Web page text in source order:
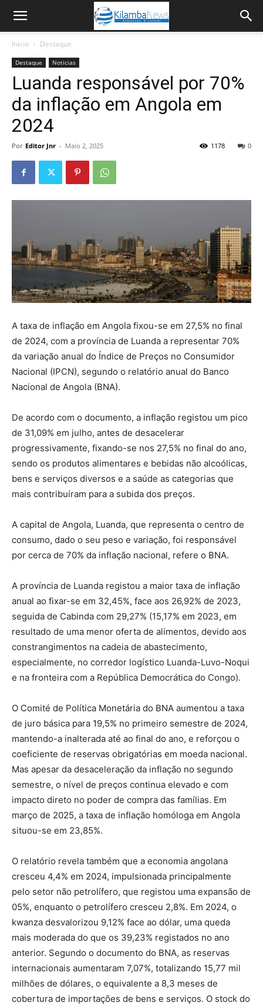
Início Destaque
Destaque Noticias
Luanda responsável por 70%
da inflação em Angola em
2024
Por Editor Jnr - Maio 2, 2025 0
1178
A taxa de inflação em Angola fixou-se em 27,5% no final
de 2024, com a província de Luanda a representar 70%
da variação anual do Índice de Preços no Consumidor
Nacional (IPCN), segundo o relatório anual do Banco
Nacional de Angola (BNA).
De acordo com o documento, a inflação registou um pico
de 31,09% em julho, antes de desacelerar
progressivamente, fixando-se nos 27,5% no final do ano,
sendo os produtos alimentares e bebidas não alcoólicas,
bens e serviços diversos e a saúde as categorias que
mais contribuíram para a subida dos preços.
A capital de Angola, Luanda, que representa o centro de
consumo, dado o seu peso e variação, foi responsável
por cerca de 70% da inflação nacional, refere o BNA.
A província de Luanda registou a maior taxa de inflação
anual ao fixar-se em 32,45%, face aos 26,92% de 2023,
seguida de Cabinda com 29,27% (15,17% em 2023, em
resultado de uma menor oferta de alimentos, devido aos
constrangimentos na cadeia de abastecimento,
especialmente, no corredor logístico Luanda-Luvo-Noqui
e na fronteira com a República Democrática do Congo).
O Comité de Política Monetária do BNA aumentou a taxa
de juro básica para 19,5% no primeiro semestre de 2024,
mantendo-a inalterada até ao final do ano, e reforçou o
coeficiente de reservas obrigatórias em moeda nacional.
Mas apesar da desaceleração da inflação no segundo
semestre, o nível de preços continua elevado e com
impacto direto no poder de compra das famílias. Em
março de 2025, a taxa de inflação homóloga em Angola
situou-se em 23,85%.
O relatório revela também que a economia angolana
cresceu 4,4% em 2024, impulsionada principalmente
pelo setor não petrolífero, que registou uma expansão de
05%, enquanto o petrolífero cresceu 2,8%. Em 2024, o
kwanza desvalorizou 9,12% face ao dólar, uma queda
mais moderada do que os 39,23% registados no ano
anterior. Segundo o documento do BNA, as reservas
internacionais aumentaram 7,07%, totalizando 15,77 mil
milhões de dólares, o equivalente a 8,3 meses de
cobertura de importações de bens e serviços. O stock do